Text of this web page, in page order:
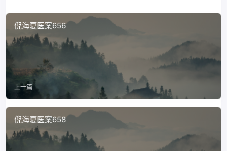
倪海夏医案656
上一篇
倪海夏医案658